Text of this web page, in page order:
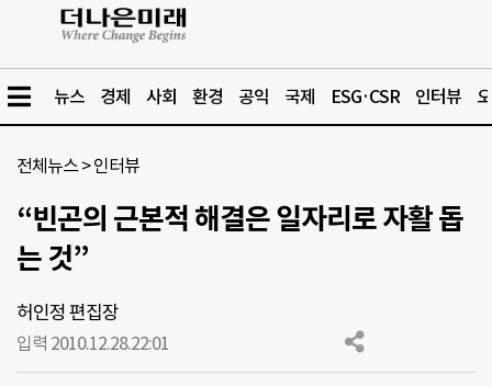
뉴스 경제 사회 환경 공익 국제 ESG·CSR 인터뷰
전체뉴스 >인터뷰
“빈곤의 근본적 해결은 일자리로 자활 돕
는 것”
허인정 편집장
입력 2010.12.28.22:01